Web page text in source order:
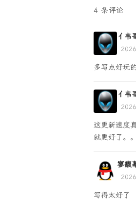
4 条评论
亻韦
多写点好玩
亻韦
这更新速度
就更好了。。
寥馥
写得太好了